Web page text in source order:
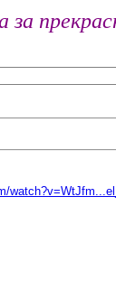
за